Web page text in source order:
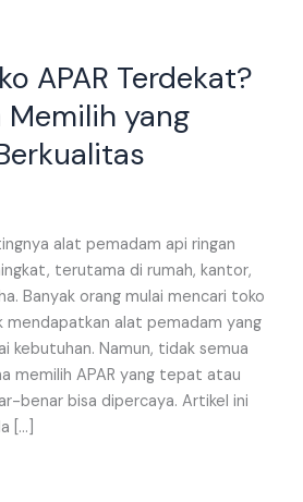
APAR Terdekat?
Memilih yang
alat pemadam api ringan
terutama di rumah, kantor,
Banyak orang mulai mencari toko
mendapatkan alat pemadam yang
kebutuhan. Namun, tidak semua
memilih APAR yang tepat atau
benar bisa dipercaya. Artikel ini
[…]